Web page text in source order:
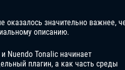
оказалось значительно важнее,
описанию.
Nuendo Tonalic начинает
плагин, а как часть среды